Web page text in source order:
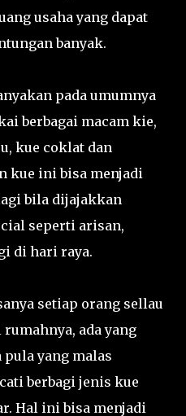
usaha yang dapat
banyak.
pada umumnya
berbagai macam kie,
kue coklat dan
kue ini bisa menjadi
bila dijajakkan
seperti arisan,
di hari raya.
setiap orang sellau
ada yang
pula yang malas
berbagi jenis kue
Hal ini bisa menjadi